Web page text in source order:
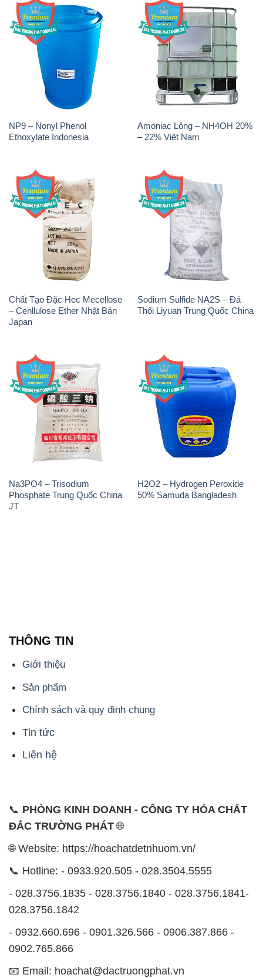
NP9 – Nonyl Phenol
Ethoxylate Indonesia
Amoniac Lỏng – NH4OH 20%
– 22% Việt Nam
Chất Tạo Đặc Hec Mecellose
– Cenllulose Ether Nhật Bản
Japan
Sodium Sulfide NA2S – Đá
Thối Liyuan Trung Quốc China
Na3PO4 – Trisodium
Phosphate Trung Quốc China
JT
H2O2 – Hydrogen Peroxide
50% Samuda Bangladesh
THÔNG TIN
Giới thiệu
Sản phẩm
Chính sách và quy định chung
Tin tức
Liên hệ
📞 PHÒNG KINH DOANH - CÔNG TY HÓA CHẤT
ĐẮC TRƯỜNG PHÁT🌐
🌐 Website: https://hoachatdetnhuom.vn/
📞 Hotline: - 0933.920.505 - 028.3504.5555
- 028.3756.1835 - 028.3756.1840 - 028.3756.1841-
028.3756.1842
- 0932.660.696 - 0901.326.566 - 0906.387.866 -
0902.765.866
📧 Email: hoachat@dactruongphat.vn